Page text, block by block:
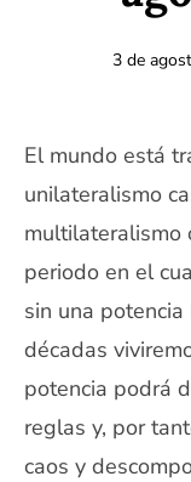
3 de
El mundo está
unilateralismo
multilateralismo
periodo en el
sin una
décadas
potencia podrá
reglas y, por
caos y